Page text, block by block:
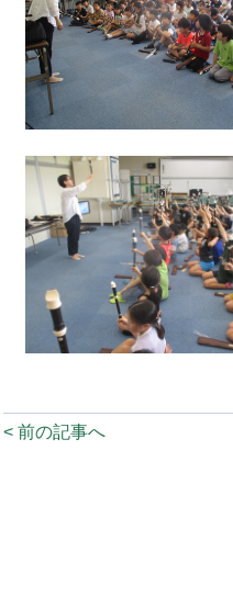
< 前の記事へ